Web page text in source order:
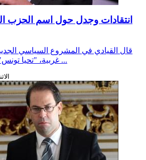
انتقادات وجدل حول اسم الحزب
قال القيادي في المشروع السياسي
غربية، "تحيا تونس" في تعليقه على حملة ا ...
الاثنين، 28